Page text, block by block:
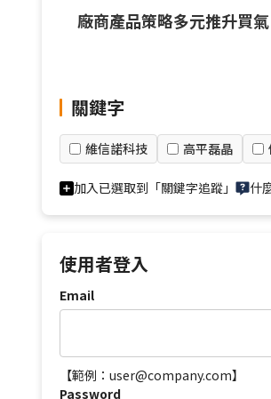
廠商產品策略多元推升買
關鍵字
維信諾科技 高平磊晶
加入已選取到「關鍵字追蹤」 什
使用者登入
Email
【範例：user@company.com】
Password